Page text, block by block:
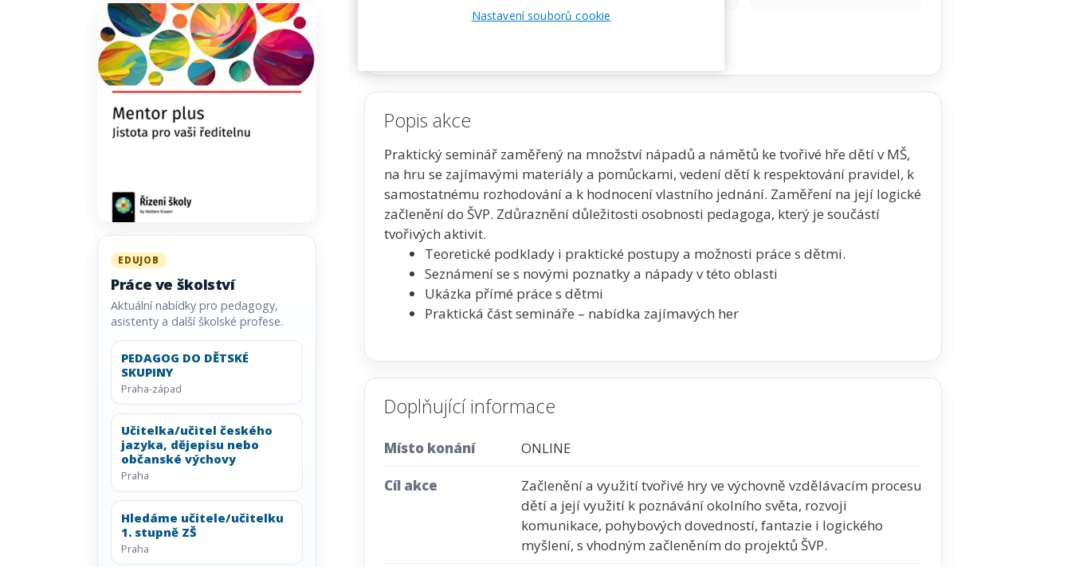
Popis akce
Praktický seminář zaměřený na množství nápadů a námětů ke tvořivé hře dětí v MŠ,
na hru se zajímavými materiály a pomůckami, vedení dětí k respektování pravidel, k
samostatnému rozhodování a k hodnocení vlastního jednání. Zaměření na její logické
začlenění do ŠVP. Zdůraznění důležitosti osobnosti pedagoga, který je součástí
tvořivých aktivit.
Teoretické podklady i praktické postupy a možnosti práce s dětmi.
Seznámení se s novými poznatky a nápady v této oblasti
Ukázka přímé práce s dětmi
Praktická část semináře – nabídka zajímavých her
Doplňující informace
Místo konání ONLINE
Cíl akce
Začlenění a využití tvořivé hry ve výchovně vzdělávacím procesu
dětí a její využití k poznávání okolního světa, rozvoji
komunikace, pohybových dovedností, fantazie i logického
myšlení, s vhodným začleněním do projektů ŠVP.
EDUJOB
Práce ve školství
Aktuální nabídky pro pedagogy,
asistenty a další školské profese.
PEDAGOG DO DĚTSKÉ
SKUPINY
Praha-západ
Učitelka/učitel českého
jazyka, dějepisu nebo
občanské výchovy
Praha
Hledáme učitele/učitelku
1. stupně ZŠ
Praha
Nastavení souborů cookie